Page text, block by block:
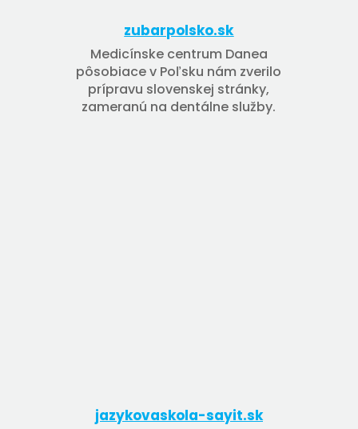
zubarpolsko.sk
Medicínske centrum Danea
pôsobiace v Poľsku nám zverilo
prípravu slovenskej stránky,
zameranú na dentálne služby.
jazykovaskola-sayit.sk